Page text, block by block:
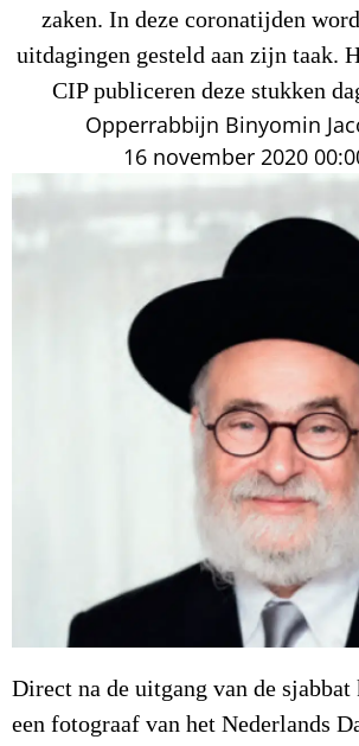
zaken. In deze coronatijden
uitdagingen gesteld aan zijn taak.
CIP publiceren deze stukken
Opperrabbijn Binyomin
16 november 2020
Direct na de uitgang van de sjabbat
een fotograaf van het Nederlands